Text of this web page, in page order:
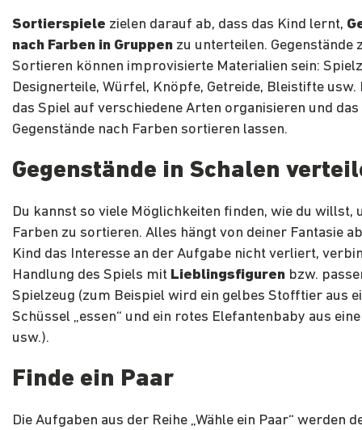
Sortierspiele zielen darauf ab, dass das Kind lernt,
nach Farben in Gruppen zu unterteilen. Gegenstände
Sortieren können improvisierte Materialien sein:
Designerteile, Würfel, Knöpfe, Getreide, Bleistifte usw.
das Spiel auf verschiedene Arten organisieren und das
Gegenstände nach Farben sortieren lassen.
Gegenstände in Schalen
Du kannst so viele Möglichkeiten finden, wie du willst,
Farben zu sortieren. Alles hängt von deiner Fantasie
Kind das Interesse an der Aufgabe nicht verliert,
Handlung des Spiels mit Lieblingsfiguren bzw.
Spielzeug (zum Beispiel wird ein gelbes Stofftier aus
Schüssel „essen“ und ein rotes Elefantenbaby aus
usw.).
Finde ein Paar
Die Aufgaben aus der Reihe „Wähle ein Paar“ werden